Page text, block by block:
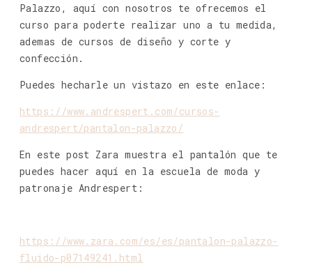
Palazzo, aquí con nosotros te ofrecemos el
curso para poderte realizar uno a tu medida,
ademas de cursos de diseño y corte y
confección.
Puedes hecharle un vistazo en este enlace:
https://www.andrespert.com/cursos-
andrespert/pantalon-palazzo/
En este post Zara muestra el pantalón que te
puedes hacer aquí en la escuela de moda y
patronaje Andrespert:
https://www.zara.com/es/es/pantalon-palazzo-
fluido-p07149241.html